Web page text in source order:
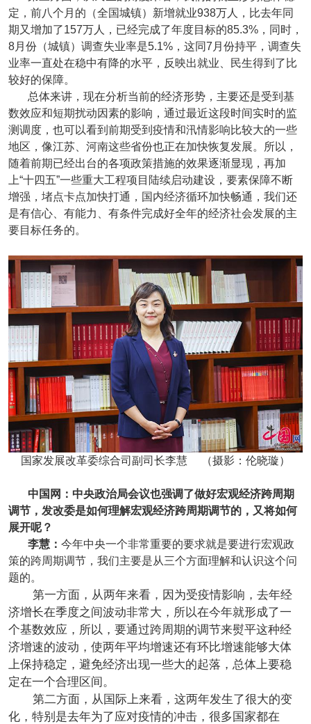
定，前八个月的（全国城镇）新增就业938万人，比去年同
期又增加了157万人，已经完成了年度目标的85.3%，同时，
8月份（城镇）调查失业率是5.1%，这同7月份持平，调查失
业率一直处在稳中有降的水平，反映出就业、民生得到了比
较好的保障。
总体来讲，现在分析当前的经济形势，主要还是受到基
数效应和短期扰动因素的影响，通过最近这段时间实时的监
测调度，也可以看到前期受到疫情和汛情影响比较大的一些
地区，像江苏、河南这些省份也正在加快恢复发展。所以，
随着前期已经出台的各项政策措施的效果逐渐显现，再加
上“十四五”一些重大工程项目陆续启动建设，要素保障不断
增强，堵点卡点加快打通，国内经济循环加快畅通，我们还
是有信心、有能力、有条件完成好全年的经济社会发展的主
要目标任务的。
国家发展改革委综合司副司长李慧 （摄影：伦晓璇）
中国网：中央政治局会议也强调了做好宏观经济跨周期
调节，发改委是如何理解宏观经济跨周期调节的，又将如何
展开呢？
李慧： 今年中央一个非常重要的要求就是要进行宏观政
策的跨周期调节，我们主要是从三个方面理解和认识这个问
题的。
第一方面，从两年来看，因为受疫情影响，去年经
济增长在季度之间波动非常大，所以在今年就形成了一
个基数效应，所以，要通过跨周期的调节来熨平这种经
济增速的波动，使两年平均增速还有环比增速能够大体
上保持稳定，避免经济出现一些大的起落，总体上要稳
定在一个合理区间。
第二方面，从国际上来看，这两年发生了很大的变
化，特别是去年为了应对疫情的冲击，很多国家都在